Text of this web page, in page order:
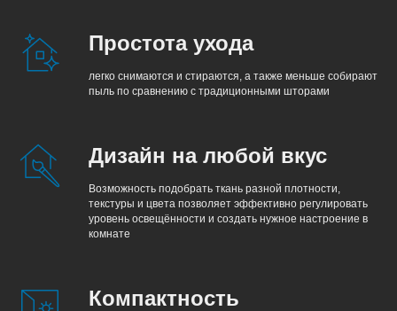
Простота ухода
легко снимаются и стираются, а также меньше собирают
пыль по сравнению с традиционными шторами
Дизайн на любой вкус
Возможность подобрать ткань разной плотности,
текстуры и цвета позволяет эффективно регулировать
уровень освещённости и создать нужное настроение в
комнате
Компактность